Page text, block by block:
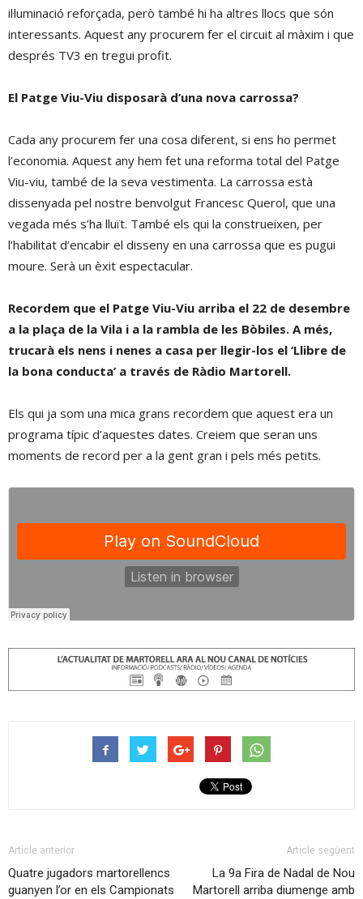
il·luminació reforçada, però també hi ha altres llocs que són
interessants. Aquest any procurem fer el circuit al màxim i que
després TV3 en tregui profit.
El Patge Viu-Viu disposarà d’una nova carrossa?
Cada any procurem fer una cosa diferent, si ens ho permet
l’economia. Aquest any hem fet una reforma total del Patge
Viu-viu, també de la seva vestimenta. La carrossa està
dissenyada pel nostre benvolgut Francesc Querol, que una
vegada més s’ha lluït. També els qui la construeixen, per
l’habilitat d’encabir el disseny en una carrossa que es pugui
moure. Serà un èxit espectacular.
Recordem que el Patge Viu-Viu arriba el 22 de desembre
a la plaça de la Vila i a la rambla de les Bòbiles. A més,
trucarà els nens i nenes a casa per llegir-los el ‘Llibre de
la bona conducta’ a través de Ràdio Martorell.
Els qui ja som una mica grans recordem que aquest era un
programa típic d’aquestes dates. Creiem que seran uns
moments de record per a la gent gran i pels més petits.
Article anterior
Quatre jugadors martorellencs
guanyen l’or en els Campionats
Article següent
La 9a Fira de Nadal de Nou
Martorell arriba diumenge amb